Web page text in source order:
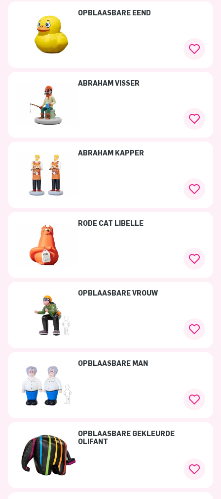
OPBLAASBARE EEND
ABRAHAM VISSER
ABRAHAM KAPPER
RODE CAT LIBELLE
OPBLAASBARE VROUW
OPBLAASBARE MAN
OPBLAASBARE GEKLEURDE
OLIFANT